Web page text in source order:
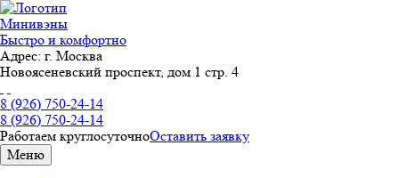
Минивэны
Быстро и комфортно
Адрес: г. Москва
Новоясеневский проспект, дом 1 стр. 4
8 (926) 750-24-14
8 (926) 750-24-14
Работаем круглосуточноОставить заявку
Меню